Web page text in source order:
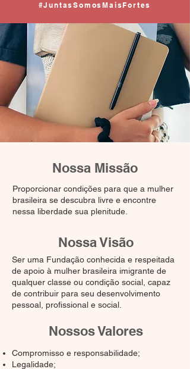
#JuntasSomosMaisFortes
Nossa Missão
Proporcionar condições para que a mulher
brasileira se descubra livre e encontre
nessa liberdade sua plenitude.
Nossa Visão
Ser uma Fundação conhecida e respeitada
de apoio à mulher brasileira imigrante de
qualquer classe ou condição social, capaz
de contribuir para seu desenvolvimento
pessoal, profissional e social.
Nossos Valores
Compromisso e responsabilidade;
Legalidade;